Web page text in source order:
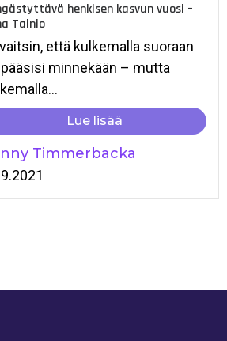
henkisen kasvun vuosi –
Tainio
että kulkemalla suoraan
minnekään – mutta
Lue lisää
Timmerbacka